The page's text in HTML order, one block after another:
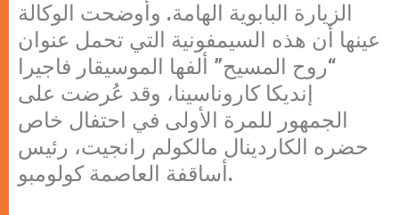
الزيارة البابوية الهامة. وأوضحت الوكالة
عينها أن هذه السيمفونية التي تحمل عنوان
“روح المسيح” ألفها الموسيقار فاجيرا
إنديكا كاروناسينا، وقد عُرضت على
الجمهور للمرة الأولى في احتفال خاص
حضره الكاردينال مالكولم رانجيت، رئيس
أساقفة العاصمة كولومبو.